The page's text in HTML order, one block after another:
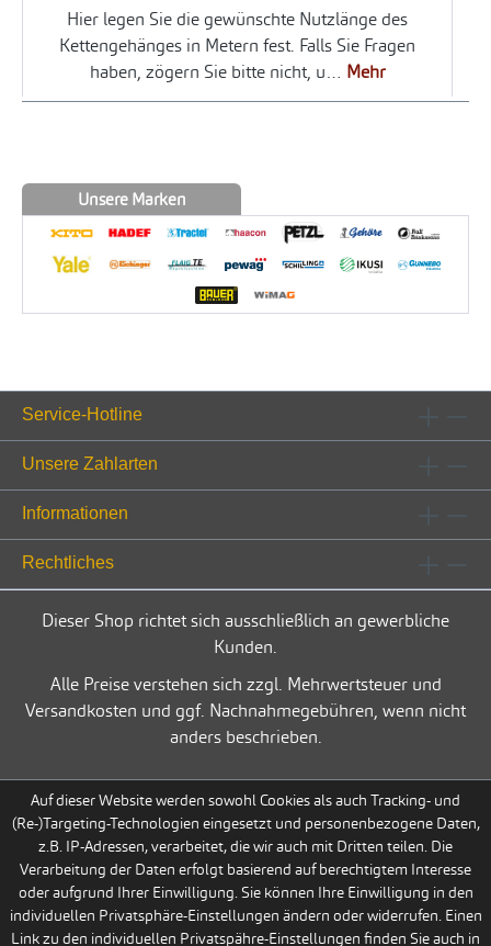
Hier legen Sie die gewünschte Nutzlänge des
Kettengehänges in Metern fest. Falls Sie Fragen
haben, zögern Sie bitte nicht, u… Mehr
Unsere Marken
Service-Hotline
Unsere Zahlarten
Informationen
Rechtliches
Dieser Shop richtet sich ausschließlich an gewerbliche
Kunden.
Alle Preise verstehen sich zzgl. Mehrwertsteuer und
Versandkosten und ggf. Nachnahmegebühren, wenn nicht
anders beschrieben.
Auf dieser Website werden sowohl Cookies als auch Tracking- und
(Re-)Targeting-Technologien eingesetzt und personenbezogene Daten,
z.B. IP-Adressen, verarbeitet, die wir auch mit Dritten teilen. Die
Verarbeitung der Daten erfolgt basierend auf berechtigtem Interesse
oder aufgrund Ihrer Einwilligung. Sie können Ihre Einwilligung in den
individuellen Privatsphäre-Einstellungen ändern oder widerrufen. Einen
Link zu den individuellen Privatspähre-Einstellungen finden Sie auch in